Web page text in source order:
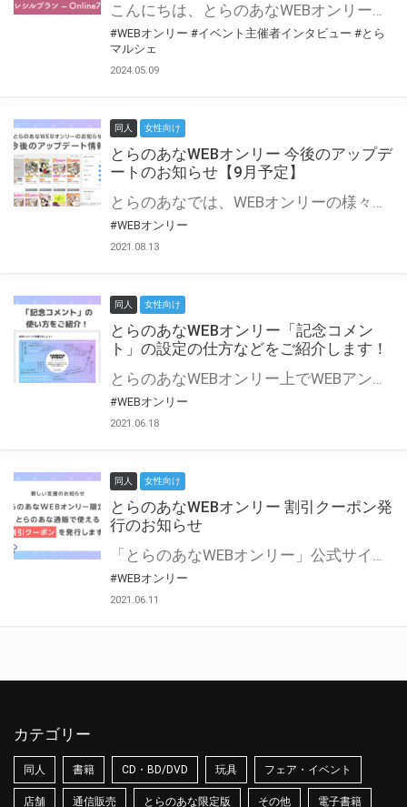
こんにちは、とらのあなWEBオンリー運営スタッフです。 新たにお届けする、イベント主催者インタビュー-マルシェ編-は、 とらのあなWEBオンリー「マルシェ」をご利用した主催様に 「マルシェ」を使って開催した感想や心がけをお聞きする企画です。 今回は、WEBオンリー開催7回目迎えた「マレシルプラン – Online7 –」より、 主催の玉川うた様にお話を伺いました。 ▼マレシルプランのインタビュー前回記事 「イベント主催者インタビュー vol.6」はこちら 協力：玉川うた様（マレシルプラン実行委員会 代表）／イベント公式Twitter（@mallesil_plan） とらのあなWEBオンリー「マルシェ」とは？ WEBオンリーでリアルタイムでコミュニケーションがとれるオンライン会場です。
#WEBオンリー #イベント主催者インタビュー #とら
マルシェ
2024.05.09
同人 女性向け
とらのあなWEBオンリー 今後のアップデ
ートのお知らせ【9月予定】
とらのあなでは、WEBオンリーの様々な支援を実施しています。 今回は2021年9月に実装を予定しているアップデート情報についてご紹介いたします。 とらのあなWEBオンリーサイトはこちら
#WEBオンリー
2021.08.13
同人 女性向け
とらのあなWEBオンリー「記念コメン
ト」の設定の仕方などをご紹介します！
とらのあなWEBオンリー上でWEBアンソロジーが作成できる「記念コメント」について、その使い方や作成手順を解説します！ 支援タイプを「サークル参加型」「サークル参加型・マルシェ(イベント会場)機能付き」でお申し込みいただいている主催者様はぜひご活用ください♪ とらのあなWEBオンリーサイトはこちら
#WEBオンリー
2021.06.18
同人 女性向け
とらのあなWEBオンリー 割引クーポン発
行のお知らせ
「とらのあなWEBオンリー」公式サイトでとらのあな通販の「割引クーポン」を配布中！ イベントごとに開催当日限定で使える割引クーポンのシリアルコードを発行します。 とらのあなWEBオンリーのページをチェックして、イベント当日にお得にお買い物を楽しみましょう♪ ※本キャンペーンは予告なく終了する場合がございます。 とらのあなWEBオンリーサイトはこちら
#WEBオンリー
2021.06.11
カテゴリー
同人 書籍 CD・BD/DVD 玩具 フェア・イベント
店舗 通信販売 とらのあな限定版 その他 電子書籍